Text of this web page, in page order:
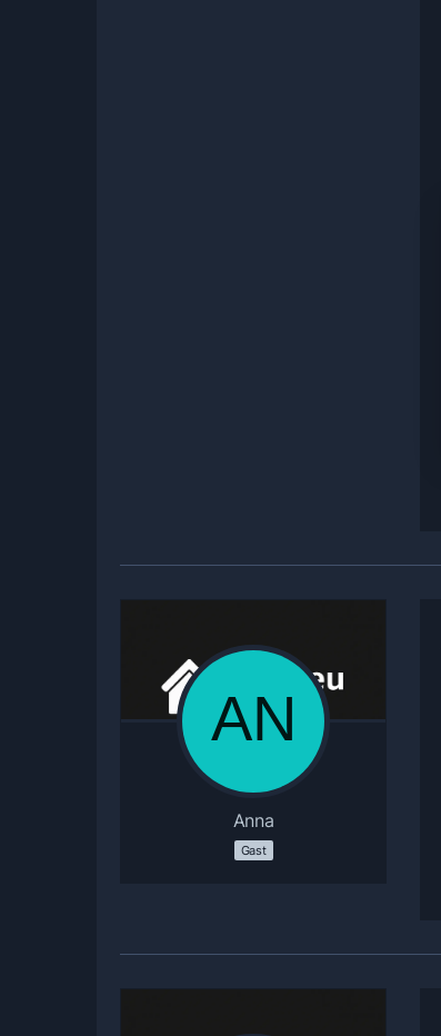
Anna
Gast